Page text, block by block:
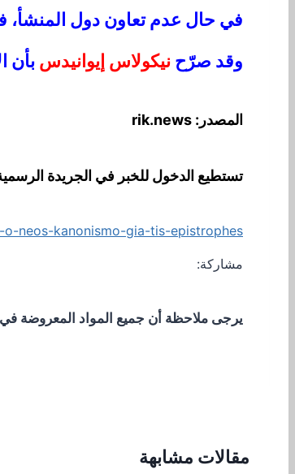
في حال عدم تعاون دول المنشأ،
وقد صرّح نيكولاس إيوانيدس بأن
المصدر: rik.news
تستطيع الدخول للخبر في الجريدة
neos-kanonismo-gia-tis-epistrophes/
مشاركة:
يرجى ملاحظة أن جميع المواد المعروضة في
مقالات مشابهة